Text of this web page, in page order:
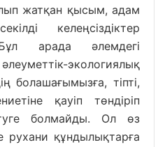
жатқан қысым, адам
келеңсіздіктер
арада әлемдегі
экологиялық
болашағымызға, тіпті,
қауіп төндіріп
болмайды. Ол өз
рухани құндылықтарға